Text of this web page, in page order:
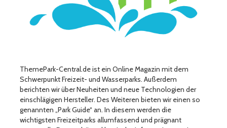
ThemePark-Central.de ist ein Online Magazin mit dem
Schwerpunkt Freizeit- und Wasserparks. Außerdem
berichten wir über Neuheiten und neue Technologien der
einschlägigen Hersteller. Des Weiteren bieten wir einen so
genannten „Park Guide“ an. In diesem werden die
wichtigsten Freizeitparks allumfassend und prägnant